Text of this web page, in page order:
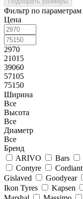
Фильтр по параметрам
Цена
2970
21015
39060
57105
75150
Ширина
Все
Высота
Все
Диаметр
Все
Бренд
ARIVO
Bars
Contyre
Cordiant
Gislaved
Goodyear
Ikon Tyres
Kapsen